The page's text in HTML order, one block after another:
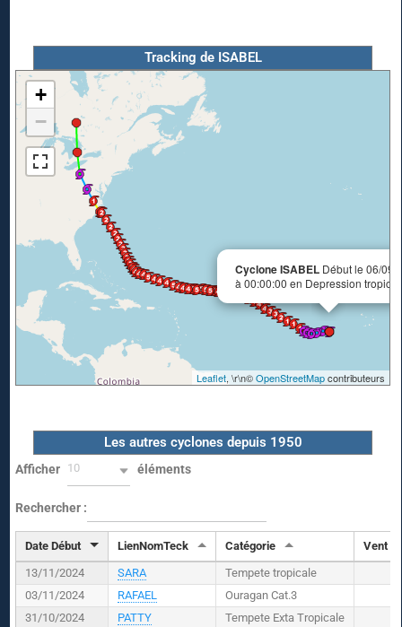
Tracking de ISABEL
Cyclone ISABEL Début le 06/09/
à 00:00:00 en Depression
+
−
Leaflet, \r\n©OpenStreetMapcontributeurs
Les autres cyclones depuis 1950
Afficher 10 éléments
Rechercher :
Date Début LienNomTeck Catégorie Vent (
13/11/2024
SARA
Tempete tropicale
03/11/2024
RAFAEL
Ouragan Cat.3
31/10/2024
PATTY
Tempete Exta Tropicale